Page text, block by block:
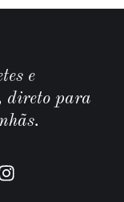
e
direto para